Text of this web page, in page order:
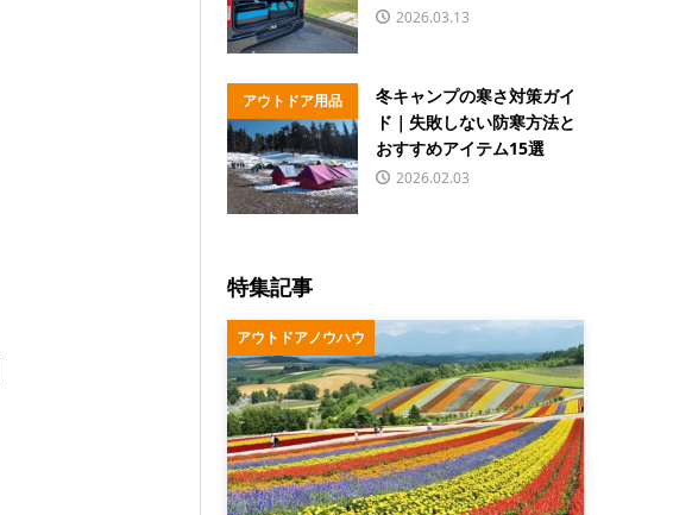
2026.03.13
アウトドア用品
冬キャンプの寒さ対策ガイ
ド｜失敗しない防寒方法と
おすすめアイテム15選
2026.02.03
特集記事
アウトドアノウハウ